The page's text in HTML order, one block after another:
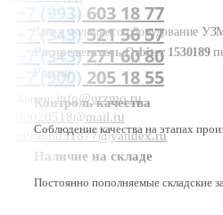
+7 (993) 603 18 77
+7 (343)521 56 57
+7 (343)271 60 80
+7 (900) 205 18 55
Заявки:info@urzmo.ru
90020518@mail.ru
m9936031877@yandex.ru
Завод молочного оборудование
Распределитель Orbiter 1530189
России.
Контроль качества
Соблюдение качества на этапах
Наличие на складе
Постоянно пополняемые складские